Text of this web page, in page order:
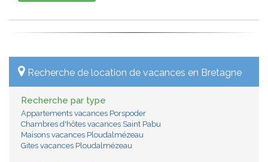
Recherche de location de vacances en Bretagne
Recherche par type
Appartements vacances Porspoder
Chambres d'hôtes vacances Saint Pabu
Maisons vacances Ploudalmézeau
Gites vacances Ploudalmézeau